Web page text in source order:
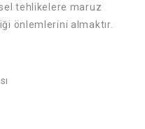
tehlikelere maruz
önlemlerini almaktır.